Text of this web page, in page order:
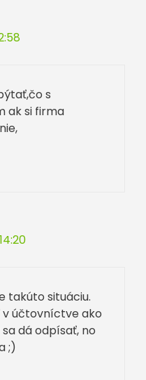
s
ak si firma
takúto situáciu.
v účtovníctve ako
dá odpísať, no
;)